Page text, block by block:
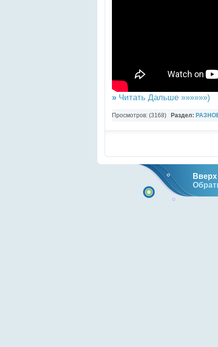
» Читать Дальше »»»»»»)
Просмотров: (3168) Раздел:
Вверх